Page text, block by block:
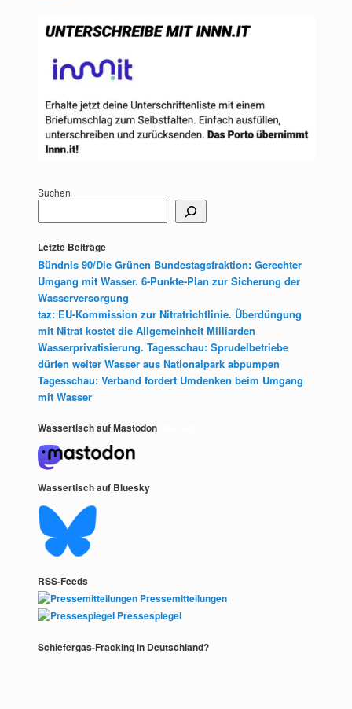
Suchen
Letzte Beiträge
Bündnis 90/Die Grünen Bundestagsfraktion: Gerechter
Umgang mit Wasser. 6-Punkte-Plan zur Sicherung der
Wasserversorgung
taz: EU-Kommission zur Nitratrichtlinie. Überdüngung
mit Nitrat kostet die Allgemeinheit Milliarden
Wasserprivatisierung. Tagesschau: Sprudelbetriebe
dürfen weiter Wasser aus Nationalpark abpumpen
Tagesschau: Verband fordert Umdenken beim Umgang
mit Wasser
Wassertisch auf Mastodon
Wassertisch auf Bluesky
RSS-Feeds
Pressemitteilungen
Pressespiegel
Schiefergas-Fracking in Deutschland?